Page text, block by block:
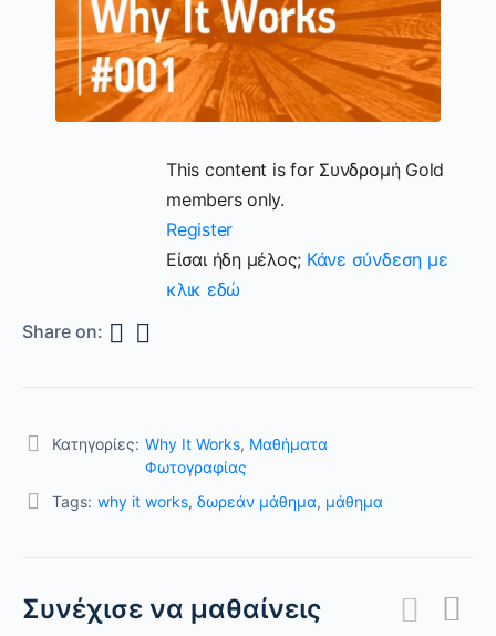
This content is for Συνδρομή Gold
members only.
Register
Είσαι ήδη μέλος; Κάνε σύνδεση με
κλικ εδώ
Share on:
Κατηγορίες: Why It Works, Μαθήματα
Φωτογραφίας
Tags: why it works, δωρεάν μάθημα, μάθημα
Συνέχισε να μαθαίνεις